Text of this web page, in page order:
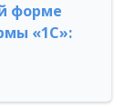
форме
«1С»: